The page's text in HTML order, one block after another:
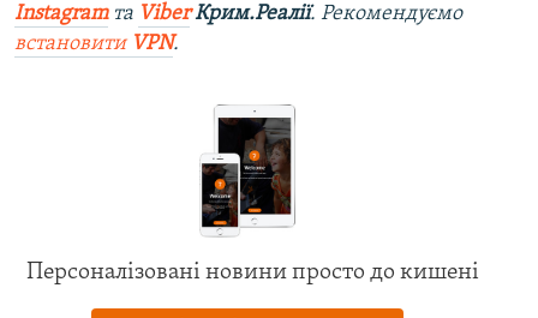
Instagramта ViberКрим.Реалії. Рекомендуємо
встановити VPN.
Персоналізовані новини просто до кишені